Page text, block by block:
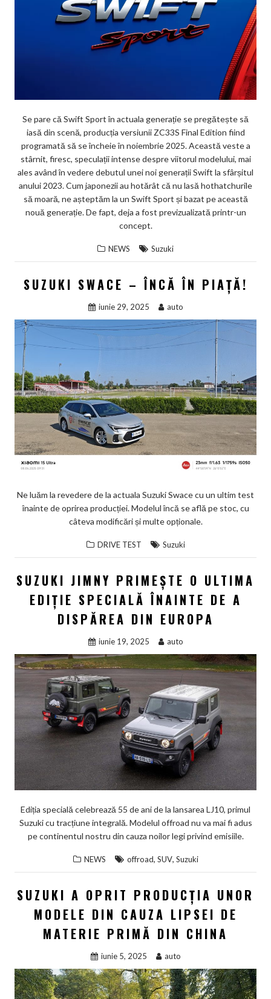
Se pare că Swift Sport în actuala generație se pregătește să
iasă din scenă, producția versiunii ZC33S Final Edition fiind
programată să se încheie în noiembrie 2025. Această veste a
stârnit, firesc, speculații intense despre viitorul modelului, mai
ales având în vedere debutul unei noi generații Swift la sfârșitul
anului 2023. Cum japonezii au hotărât că nu lasă hothatchurile
să moară, ne așteptăm la un Swift Sport și bazat pe această
nouă generație. De fapt, deja a fost previzualizată printr-un
concept.
NEWS Suzuki
SUZUKI SWACE – ÎNCĂ ÎN PIAȚĂ!
iunie 29, 2025 auto
Ne luăm la revedere de la actuala Suzuki Swace cu un ultim test
înainte de oprirea producției. Modelul încă se află pe stoc, cu
câteva modificări și multe opționale.
DRIVE TEST Suzuki
SUZUKI JIMNY PRIMEȘTE O ULTIMA
EDIȚIE SPECIALĂ ÎNAINTE DE A
DISPĂREA DIN EUROPA
iunie 19, 2025 auto
Ediția specială celebrează 55 de ani de la lansarea LJ10, primul
Suzuki cu tracțiune integrală. Modelul offroad nu va mai fi adus
pe continentul nostru din cauza noilor legi privind emisiile.
NEWS offroad, SUV, Suzuki
SUZUKI A OPRIT PRODUCȚIA UNOR
MODELE DIN CAUZA LIPSEI DE
MATERIE PRIMĂ DIN CHINA
iunie 5, 2025 auto